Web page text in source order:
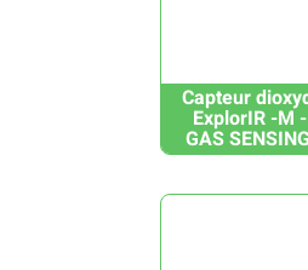
Capteur
ExplorIR -M
GAS